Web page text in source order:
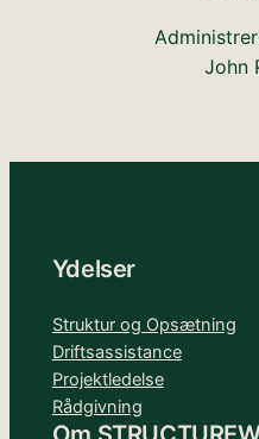
John
Ydelser
Struktur og Opsætning
Driftsassistance
Projektledelse
Rådgivning